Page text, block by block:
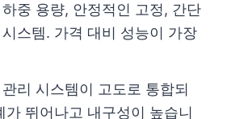
중 용량, 안정적인 고정, 간단
스템. 가격 대비 성능이 가장
리 시스템이 고도로 통합되
가 뛰어나고 내구성이 높습니